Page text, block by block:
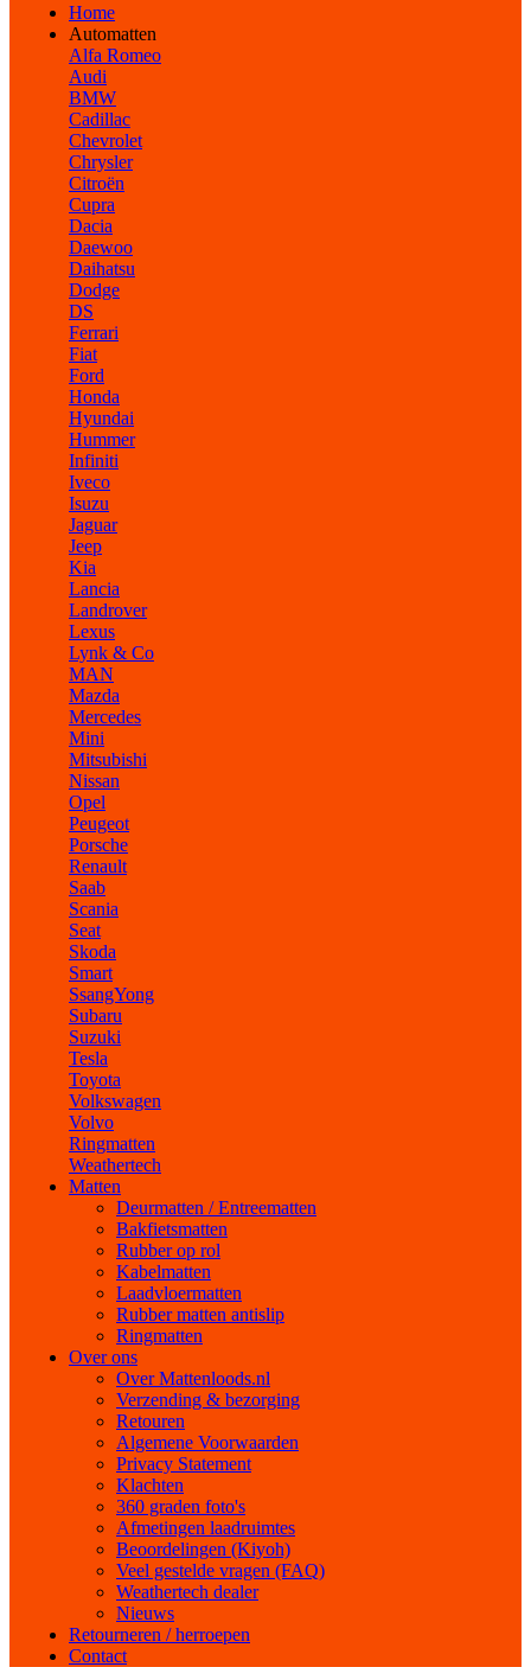
Home
Automatten
Alfa Romeo
Audi
BMW
Cadillac
Chevrolet
Chrysler
Citroën
Cupra
Dacia
Daewoo
Daihatsu
Dodge
DS
Ferrari
Fiat
Ford
Honda
Hyundai
Hummer
Infiniti
Iveco
Isuzu
Jaguar
Jeep
Kia
Lancia
Landrover
Lexus
Lynk & Co
MAN
Mazda
Mercedes
Mini
Mitsubishi
Nissan
Opel
Peugeot
Porsche
Renault
Saab
Scania
Seat
Skoda
Smart
SsangYong
Subaru
Suzuki
Tesla
Toyota
Volkswagen
Volvo
Ringmatten
Weathertech
Matten
Deurmatten / Entreematten
Bakfietsmatten
Rubber op rol
Kabelmatten
Laadvloermatten
Rubber matten antislip
Ringmatten
Over ons
Over Mattenloods.nl
Verzending & bezorging
Retouren
Algemene Voorwaarden
Privacy Statement
Klachten
360 graden foto's
Afmetingen laadruimtes
Beoordelingen (Kiyoh)
Veel gestelde vragen (FAQ)
Weathertech dealer
Nieuws
Retourneren / herroepen
Contact